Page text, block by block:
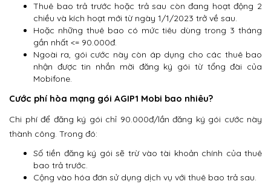
Thuê bao trả trước hoặc trả sau còn đang hoạt động 2
chiều và kích hoạt mới từ ngày 1/1/2023 trở về sau.
Hoặc những thuê bao có mức tiêu dùng trong 3 tháng
gần nhất <= 90.000đ.
Ngoài ra, gói cước này còn áp dụng cho các thuê bao
nhận được tin nhắn mời đăng ký gói từ tổng đài của
Mobifone.
Cước phí hòa mạng gói AGIP1 Mobi bao nhiêu?
Chi phí để đăng ký gói chỉ 90.000đ/lần đăng ký gói cước này
thành công. Trong đó:
Số tiền đăng ký gói sẽ trừ vào tài khoản chính của thuê
bao trả trước.
Cộng vào hóa đơn sử dụng dịch vụ với thuê bao trả sau.